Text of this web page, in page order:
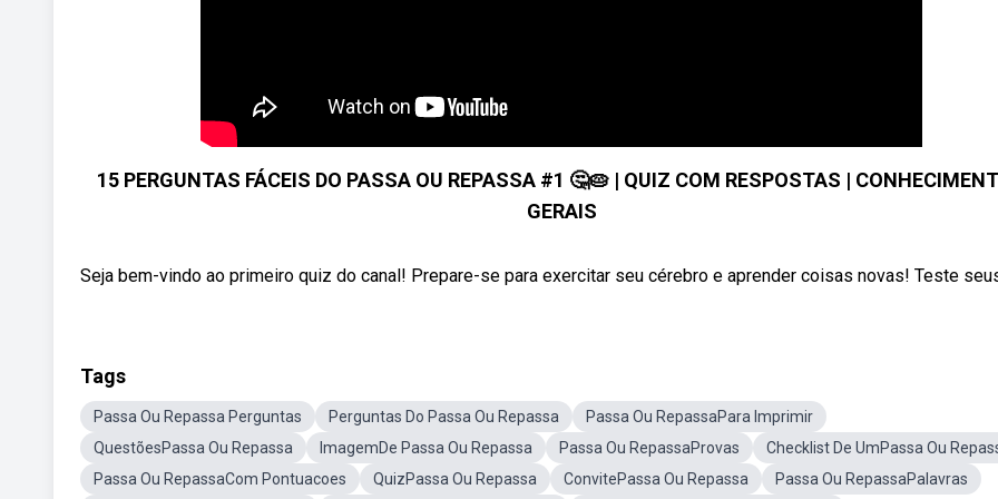
15 PERGUNTAS FÁCEIS DO PASSA OU REPASSA #1 🤔🥧 | QUIZ COM RESPOSTAS |
GERAIS
Seja bem-vindo ao primeiro quiz do canal! Prepare-se para exercitar seu cérebro e aprender coisas novas! Teste
Tags
Passa Ou Repassa Perguntas Perguntas Do Passa Ou Repassa
Passa Ou RepassaPara Imprimir
QuestõesPassa Ou Repassa
ImagemDe Passa Ou Repassa Passa Ou RepassaProvas
Checklist De UmPassa Ou
Passa Ou RepassaCom Pontuacoes
QuizPassa Ou Repassa ConvitePassa Ou Repassa Passa Ou RepassaPalavras